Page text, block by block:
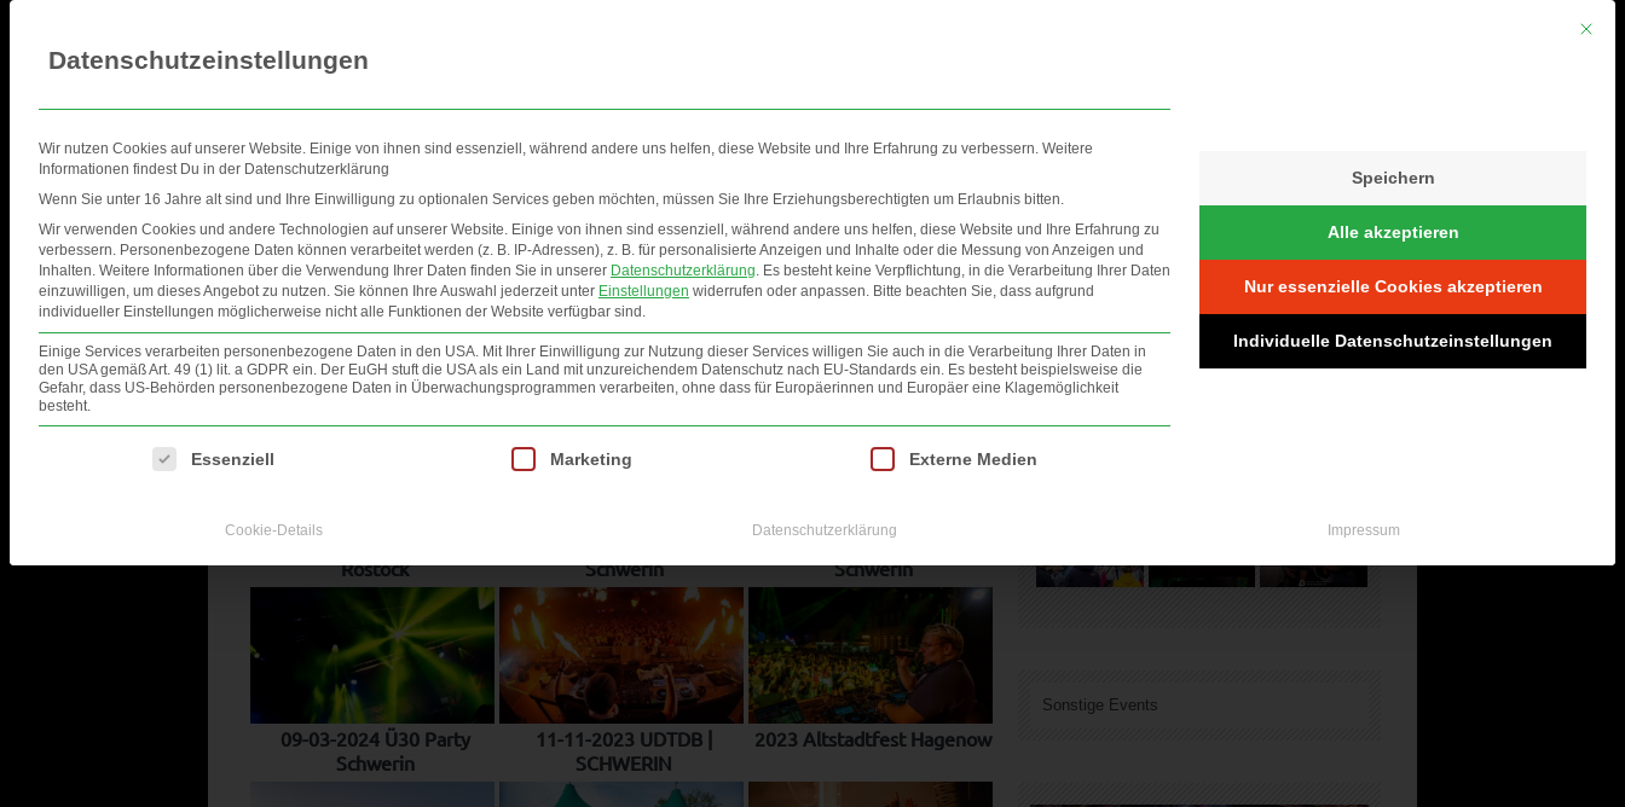
HOME EVENTS FOTOS VIDEO INFOS NEWSLETTER JOBS AGB
ME EVENTS
Rostock
Schwerin
12-10-2024 Ü30 Party
Schwerin
09-03-2024 Ü30 Party
Schwerin
11-11-2023 UDTDB |
SCHWERIN
2023 Altstadtfest Hagenow
FOTOS
Sonstige Events
Mit
Datenschutzeinstellungen
Wir nutzen Cookies auf unserer Website. Einige von ihnen sind essenziell, während andere uns helfen, diese Website und Ihre Erfahrung zu verbessern. Weitere
Informationen findest Du in der Datenschutzerklärung
Wenn Sie unter 16 Jahre alt sind und Ihre Einwilligung zu optionalen Services geben möchten, müssen Sie Ihre Erziehungsberechtigten um Erlaubnis bitten.
Wir verwenden Cookies und andere Technologien auf unserer Website. Einige von ihnen sind essenziell, während andere uns helfen, diese Website und Ihre Erfahrung zu
verbessern. Personenbezogene Daten können verarbeitet werden (z. B. IP-Adressen), z. B. für personalisierte Anzeigen und Inhalte oder die Messung von Anzeigen und
Inhalten. Weitere Informationen über die Verwendung Ihrer Daten finden Sie in unserer Datenschutzerklärung. Es besteht keine Verpflichtung, in die Verarbeitung Ihrer Daten
einzuwilligen, um dieses Angebot zu nutzen. Sie können Ihre Auswahl jederzeit unter Einstellungen widerrufen oder anpassen. Bitte beachten Sie, dass aufgrund
individueller Einstellungen möglicherweise nicht alle Funktionen der Website verfügbar sind.
Einige Services verarbeiten personenbezogene Daten in den USA. Mit Ihrer Einwilligung zur Nutzung dieser Services willigen Sie auch in die Verarbeitung Ihrer Daten in
den USA gemäß Art. 49 (1) lit. a GDPR ein. Der EuGH stuft die USA als ein Land mit unzureichendem Datenschutz nach EU-Standards ein. Es besteht beispielsweise die
Gefahr, dass US-Behörden personenbezogene Daten in Überwachungsprogrammen verarbeiten, ohne dass für Europäerinnen und Europäer eine Klagemöglichkeit
besteht.
Es folgt eine Liste der Service-Gruppen, für die eine Einwilligung erteilt werden kann. Die erste Service-Gruppe ist essenziell und kann nicht abgewählt werden.
Essenziell Marketing Externe Medien
Speichern
Alle akzeptieren
Nur essenzielle Cookies akzeptieren
Individuelle Datenschutzeinstellungen
Cookie-Details Datenschutzerklärung Impressum